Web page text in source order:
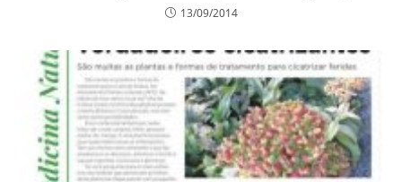
13/09/2014